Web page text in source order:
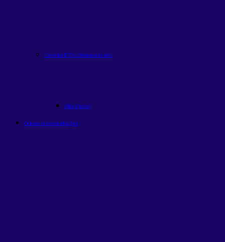
Carteira ETFs Globaisem alta
Alfa Global
Outras recomendações